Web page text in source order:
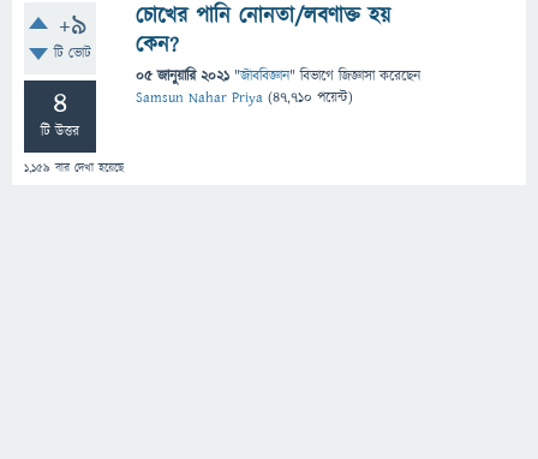
+9
টি ভোট
4
টি উত্তর
1,159 বার দেখা হয়েছে
চোখের পানি নোনতা/লবণাক্ত হয়
কেন?
05 জানুয়ারি 2021 "জীববিজ্ঞান" বিভাগে জিজ্ঞাসাকরেছেন
Samsun Nahar Priya (47,710 পয়েন্ট)